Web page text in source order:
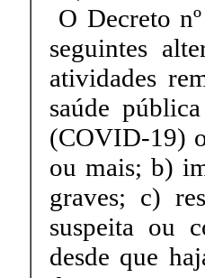
O Decreto
seguintes
atividades
saúde
(COVID-19)
ou mais; b)
graves; c)
suspeita ou
desde que